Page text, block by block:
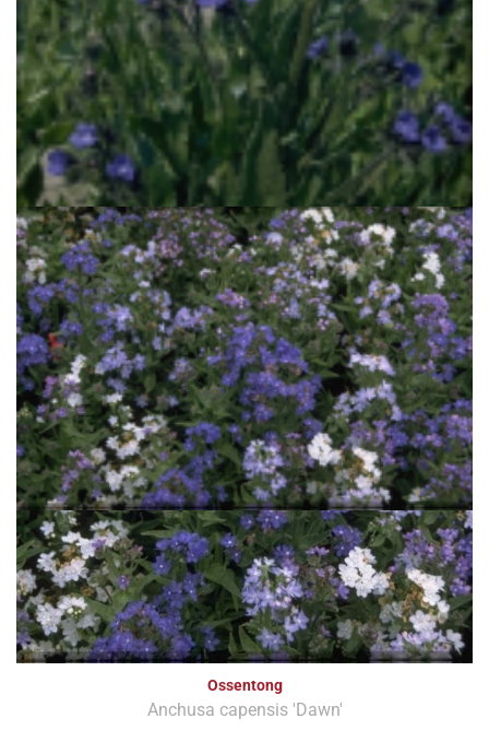
Italiaanse ossentong
Anchusa azurea
Ossentong
Anchusa capensis 'Dawn'